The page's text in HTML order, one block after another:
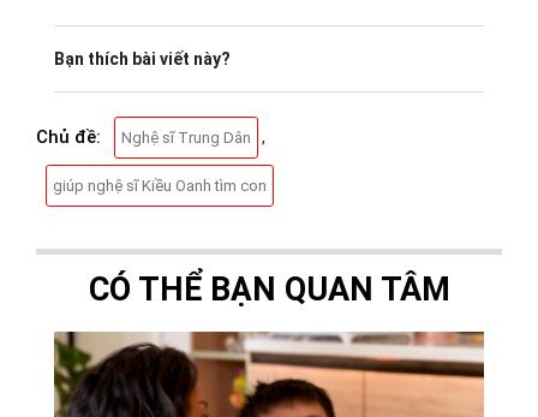
Bạn thích bài viết này?
Chủ đề: Nghệ sĩ Trung Dân ,
giúp nghệ sĩ Kiều Oanh tìm con
CÓ THỂ BẠN QUAN TÂM